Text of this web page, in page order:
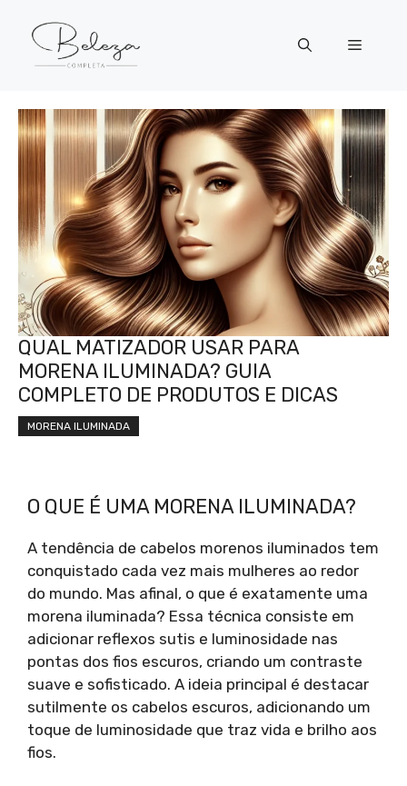
Menu
QUAL MATIZADOR USAR PARA
MORENA ILUMINADA? GUIA
COMPLETO DE PRODUTOS E DICAS
MORENA ILUMINADA
O QUE É UMA MORENA ILUMINADA?
A tendência de cabelos morenos iluminados tem
conquistado cada vez mais mulheres ao redor
do mundo. Mas afinal, o que é exatamente uma
morena iluminada? Essa técnica consiste em
adicionar reflexos sutis e luminosidade nas
pontas dos fios escuros, criando um contraste
suave e sofisticado. A ideia principal é destacar
sutilmente os cabelos escuros, adicionando um
toque de luminosidade que traz vida e brilho aos
fios.